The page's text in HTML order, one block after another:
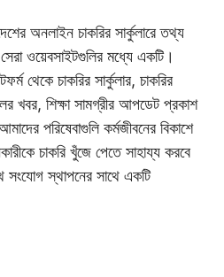
অনলাইন চাকরির সার্কুলারে তথ্য
ওয়েবসাইটগুলির মধ্যে একটি।
থেকে চাকরির সার্কুলার, চাকরির
খবর, শিক্ষা সামগ্রীর আপডেট প্রকাশ
পরিষেবাগুলি কর্মজীবনের বিকাশে
চাকরি খুঁজে পেতে সাহায্য করবে
সংযোগ স্থাপনের সাথে একটি